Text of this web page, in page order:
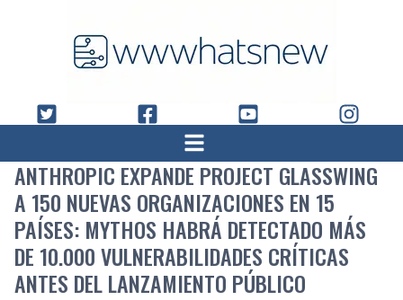
ANTHROPIC EXPANDE PROJECT GLASSWING
A 150 NUEVAS ORGANIZACIONES EN 15
PAÍSES: MYTHOS HABRÁ DETECTADO MÁS
DE 10.000 VULNERABILIDADES CRÍTICAS
ANTES DEL LANZAMIENTO PÚBLICO